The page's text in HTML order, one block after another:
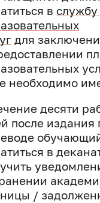
в службу
для
необходимо
десяти
после издания
в
/